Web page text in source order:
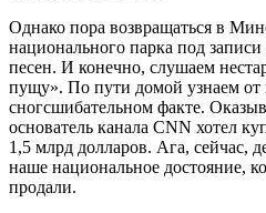
Однако пора возвращаться в
национального парка под
песен. И конечно, слушаем
пущу». По пути домой узнаем от
сногсшибательном факте.
основатель канала CNN хотел
1,5 млрд долларов. Ага, сейчас,
наше национальное достояние,
продали.